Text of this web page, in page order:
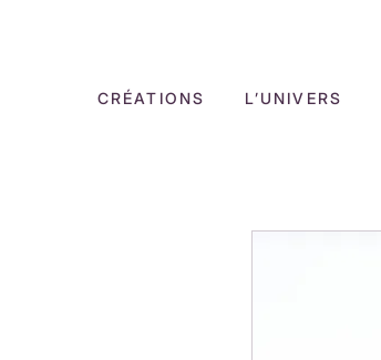
CRÉATIONS L’UNIVERS